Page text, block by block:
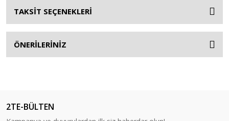
TAKSİT SEÇENEKLERİ
ÖNERİLERİNİZ
2TE-BÜLTEN